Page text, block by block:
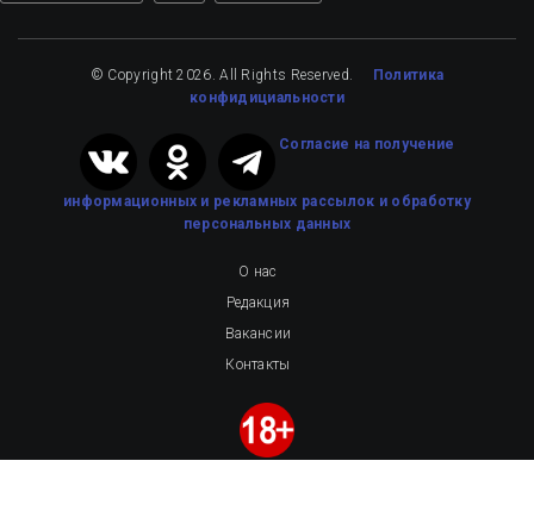
© Copyright 2026. All Rights Reserved. Политика
конфидициальности
Cогласие на получение
информационных и рекламных рассылок и обработку
персональных данных
О нас
Редакция
Вакансии
Контакты